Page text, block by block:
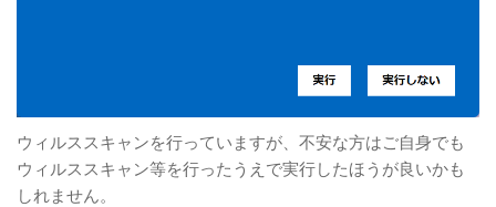
ウィルススキャンを行っていますが、不安な方はご自身でも
ウィルススキャン等を行ったうえで実行したほうが良いかも
しれません。